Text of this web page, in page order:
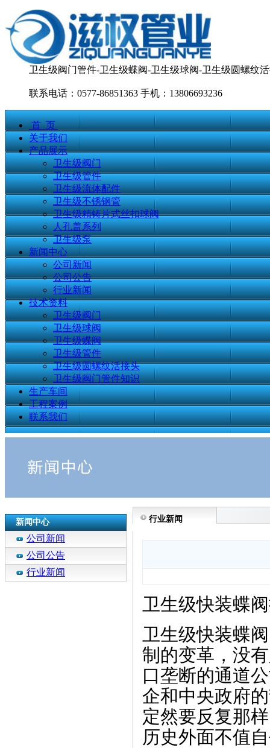
卫生级阀门管件-卫生级蝶阀-卫生级球阀-卫生级圆螺纹
联系电话：0577-86851363 手机：13806693236
首 页
关于我们
产品展示
卫生级阀门
卫生级管件
卫生级流体配件
卫生级不锈钢管
卫生级精铸片式丝扣球阀
人孔盖系列
卫生级泵
新闻中心
公司新闻
公司公告
行业新闻
技术资料
卫生级阀门
卫生级球阀
卫生级蝶阀
卫生级管件
卫生级圆螺纹活接头
卫生级阀门管件知识
生产车间
工程案例
联系我们
新闻中心
公司新闻
公司公告
行业新闻
行业新闻
卫生级快装蝶
卫生级快装蝶
制的变革，没
口垄断的通道
企和中央政府
定然要反复那
历史外面不值